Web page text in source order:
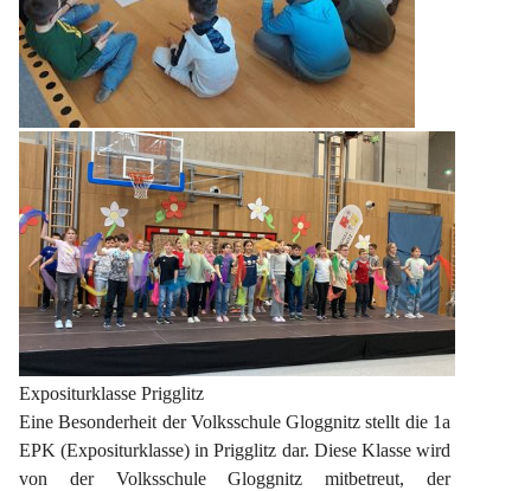
Expositurklasse Prigglitz
Eine Besonderheit der Volksschule Gloggnitz stellt die 1a
EPK (Expositurklasse) in Prigglitz dar. Diese Klasse wird
von der Volksschule Gloggnitz mitbetreut, der